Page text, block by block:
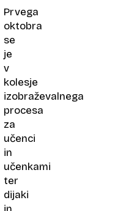
Prvega
oktobra
se
je
v
kolesje
izobraževalnega
procesa
za
učenci
in
učenkami
ter
dijaki